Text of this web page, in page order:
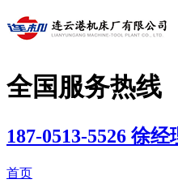
全国服务热线
187-0513-5526 徐经
首页